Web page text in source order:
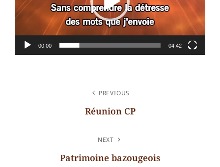
00:00 04:42
NAVIGATION PREVIOUS
Réunion CP
NEXT
Patrimoine bazougeois